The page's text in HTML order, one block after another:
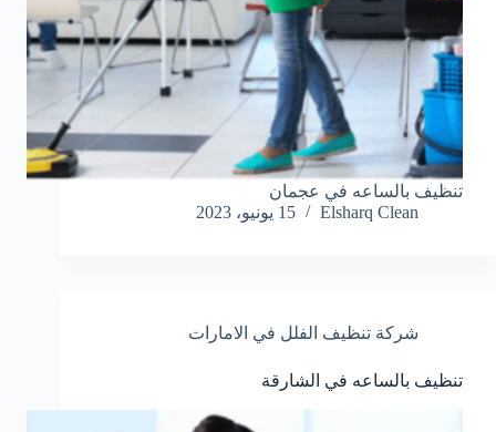
تنظيف بالساعه في عجمان
Elsharq Clean
15 يونيو، 2023
شركة تنظيف الفلل في الامارات
تنظيف بالساعه في الشارقة